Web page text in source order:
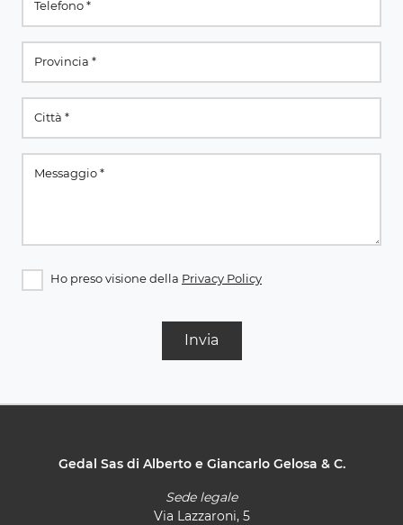
Ho preso visione della Privacy Policy
Invia
Gedal Sas di Alberto e Giancarlo Gelosa & C.
Sede legale
Via Lazzaroni, 5